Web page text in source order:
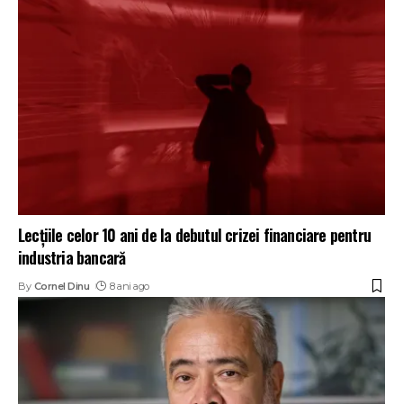
Lecțiile celor 10 ani de la debutul crizei financiare pentru
industria bancară
By Cornel Dinu 8 ani ago